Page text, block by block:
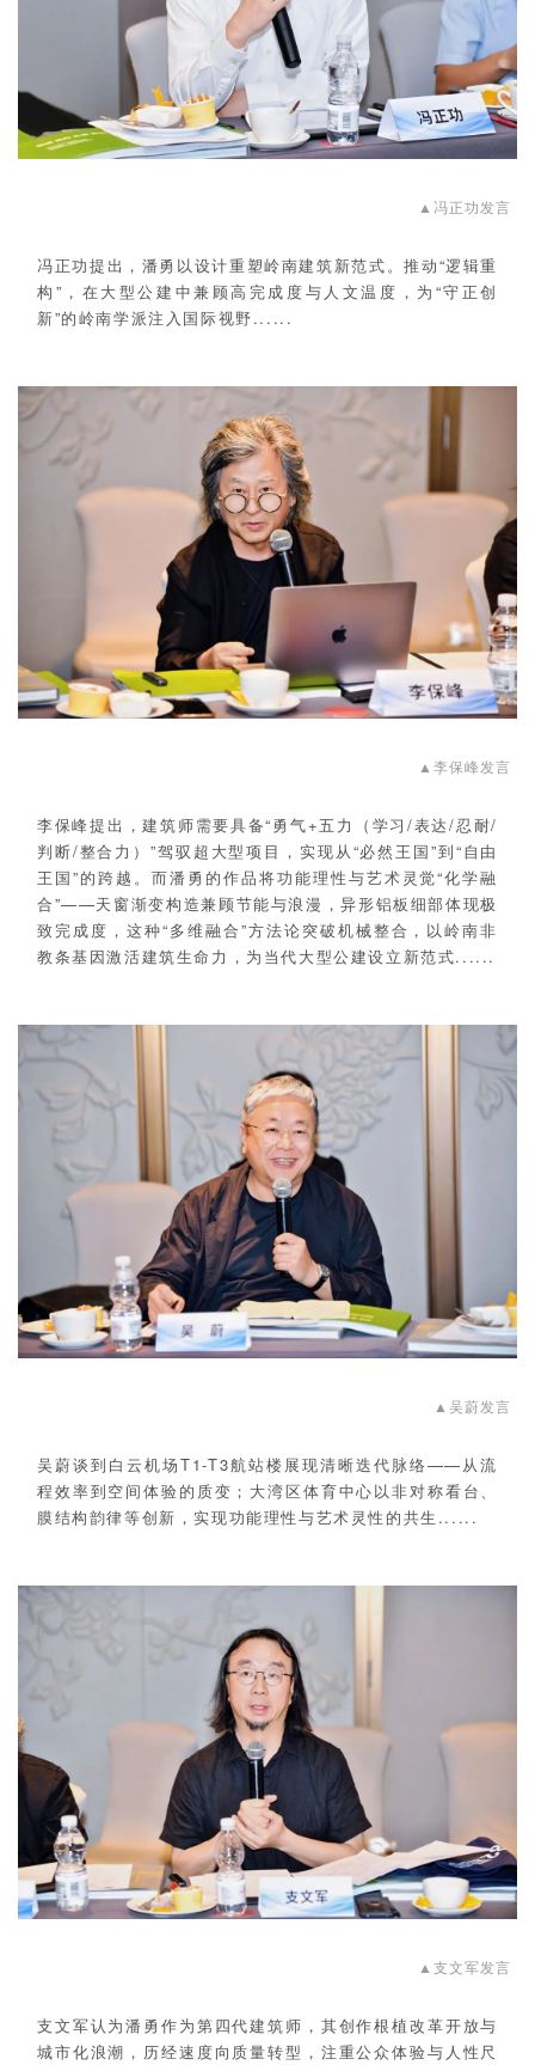
▲ 冯正功发言
冯正功提出，潘勇以设计重塑岭南建筑新范式。推动“逻辑重
构”，在大型公建中兼顾高完成度与人文温度，为“守正创
新”的岭南学派注入国际视野......
▲李保峰发言
李保峰提出，建筑师需要具备“勇气+五力（学习/表达/忍耐/
判断/整合力）”驾驭超大型项目，实现从“必然王国”到“自由
王国”的跨越。而潘勇的作品将功能理性与艺术灵觉“化学融
合”——天窗渐变构造兼顾节能与浪漫，异形铝板细部体现极
致完成度，这种“多维融合”方法论突破机械整合，以岭南非
教条基因激活建筑生命力，为当代大型公建设立新范式......
▲ 吴蔚发言
吴蔚谈到白云机场T1-T3航站楼展现清晰迭代脉络——从流
程效率到空间体验的质变；大湾区体育中心以非对称看台、
膜结构韵律等创新，实现功能理性与艺术灵性的共生......
▲ 支文军发言
支文军认为潘勇作为第四代建筑师，其创作根植改革开放与
城市化浪潮，历经速度向质量转型，注重公众体验与人性尺